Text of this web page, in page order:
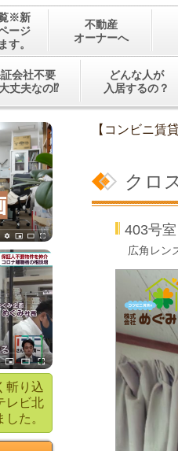
※新
ージ
す。
不動産
オーナーへ
会社不要
丈夫なの⁉
どんな人が
入居するの？
【コンビニ賃
クロ
403号
広角レン
斬り込
レビ北
た。